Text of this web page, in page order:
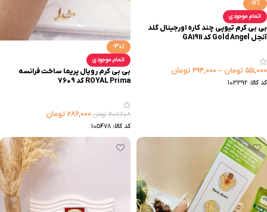
-12%
اتمام موجودی
بی بی کرم تیوپی چند کاره اورجینال گلد
آنجل Gold Angel کد GA1911
۵۵۱,۰۰۰ تومان –۴۹۴,۰۰۰ تومان
کد کالا: 103392
-30%
اتمام موجودی
بی بی کرم رویال پریما ساخت فرانسه
ROYAL Prima کد 7609
۴۰۷,۲۰۸ تومان ۲۸۶,۰۰۰ تومان
کد کالا: 105478